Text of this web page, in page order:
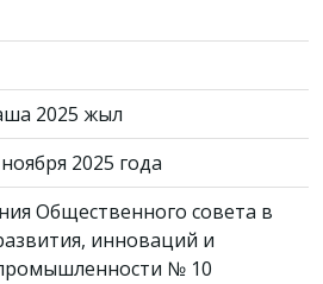
2025 жыл
2025 года
Общественного совета в
инноваций и
№ 10